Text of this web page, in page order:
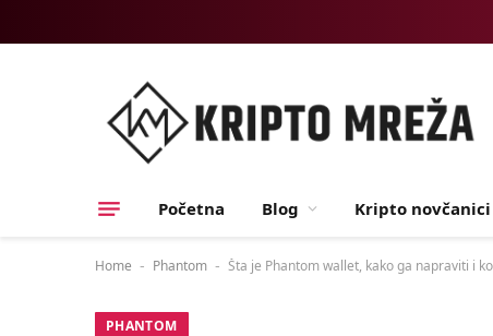
Početna Blog Kripto novčanici
Home - Phantom - Šta je Phantom wallet, kako ga napraviti i
PHANTOM